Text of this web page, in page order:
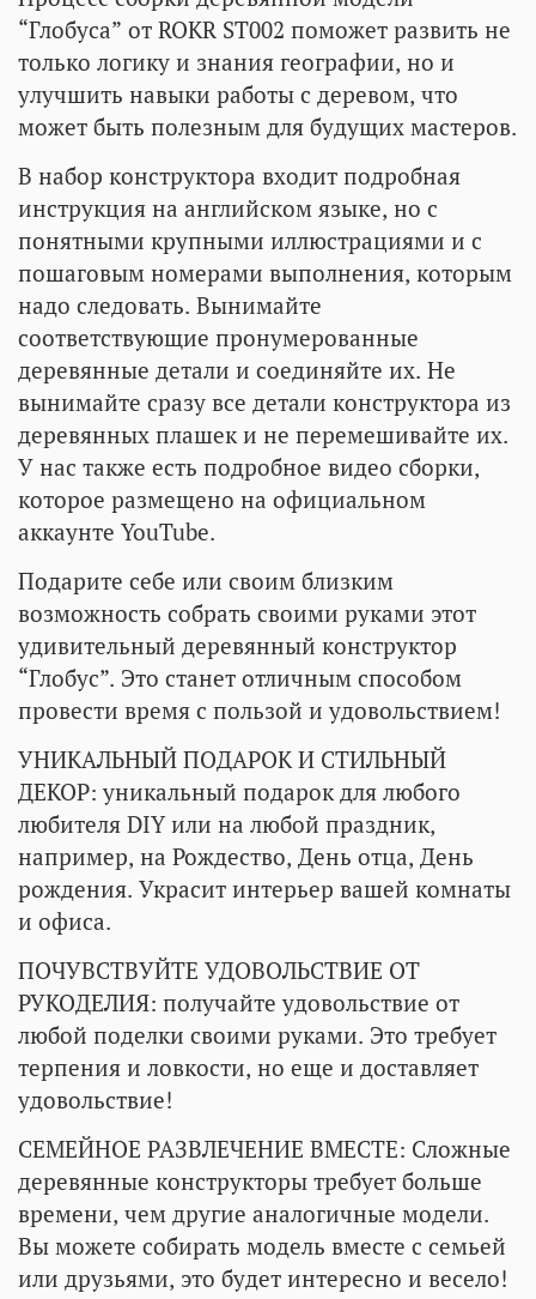
“Глобуса” от ROKR ST002 поможет развить не
только логику и знания географии, но и
улучшить навыки работы с деревом, что
может быть полезным для будущих мастеров.
В набор конструктора входит подробная
инструкция на английском языке, но с
понятными крупными иллюстрациями и с
пошаговым номерами выполнения, которым
надо следовать. Вынимайте
соответствующие пронумерованные
деревянные детали и соединяйте их. Не
вынимайте сразу все детали конструктора из
деревянных плашек и не перемешивайте их.
У нас также есть подробное видео сборки,
которое размещено на официальном
аккаунте YouTube.
Подарите себе или своим близким
возможность собрать своими руками этот
удивительный деревянный конструктор
“Глобус”. Это станет отличным способом
провести время с пользой и удовольствием!
УНИКАЛЬНЫЙ ПОДАРОК И СТИЛЬНЫЙ
ДЕКОР: уникальный подарок для любого
любителя DIY или на любой праздник,
например, на Рождество, День отца, День
рождения. Украсит интерьер вашей комнаты
и офиса.
ПОЧУВСТВУЙТЕ УДОВОЛЬСТВИЕ ОТ
РУКОДЕЛИЯ: получайте удовольствие от
любой поделки своими руками. Это требует
терпения и ловкости, но еще и доставляет
удовольствие!
СЕМЕЙНОЕ РАЗВЛЕЧЕНИЕ ВМЕСТЕ: Сложные
деревянные конструкторы требует больше
времени, чем другие аналогичные модели.
Вы можете собирать модель вместе с семьей
или друзьями, это будет интересно и весело!